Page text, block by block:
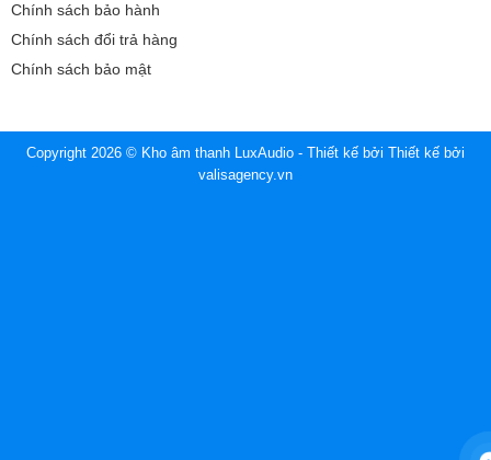
Chính sách bảo hành
Chính sách đổi trả hàng
Chính sách bảo mật
Copyright 2026 © Kho âm thanh LuxAudio - Thiết kế bởi Thiết kế bởi
valisagency.vn